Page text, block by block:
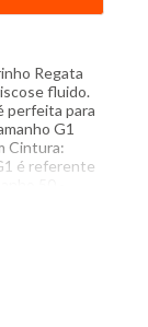
Regata
fluido.
perfeita para
G1
Cintura:
é referente
50 -